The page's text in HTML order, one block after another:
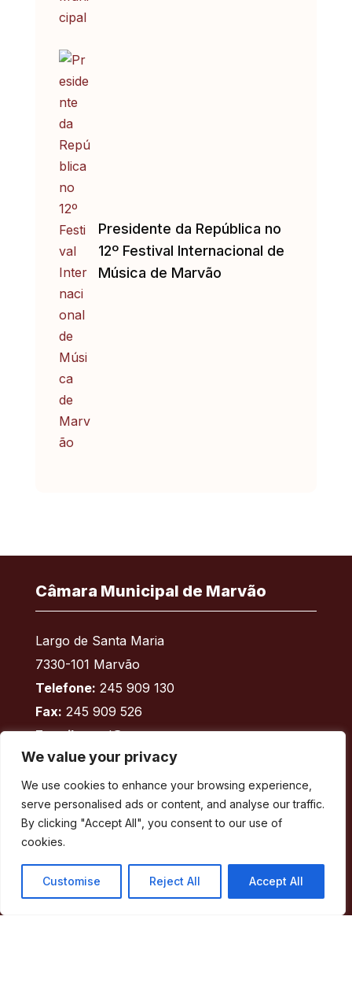
We value your privacy
We use cookies to enhance your browsing experience,
serve personalised ads or content, and analyse our traffic.
By clicking "Accept All", you consent to our use of
cookies.
Customise Reject All Accept All
Presidente da República no
12º Festival Internacional de
Música de Marvão
Câmara Municipal de Marvão
Largo de Santa Maria
7330-101 Marvão
Telefone: 245 909 130
Fax: 245 909 526
E-mail: geral@cm-marvao.pt
Facebook
RSS YouTubeInstagram
Áreas
Concelho
Município